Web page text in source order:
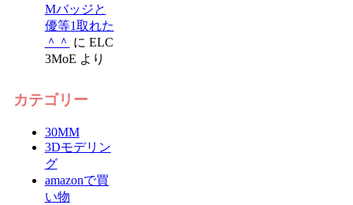
Mバッジと
優等1取れた
＾＾ に ELC
3MoE より
カテゴリー
30MM
3Dモデリン
グ
amazonで買
い物